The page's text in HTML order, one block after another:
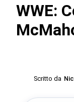
WWE:
Scritto da